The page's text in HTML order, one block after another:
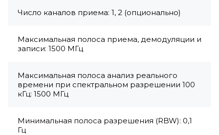
Число каналов приема: 1, 2 (опционально)
Максимальная полоса приема, демодуляции и
записи: 1500 МГц
Максимальная полоса анализ реального
времени при спектральном разрешении 100
кГц: 1500 МГц
Минимальная полоса разрешения (RBW): 0,1
Гц